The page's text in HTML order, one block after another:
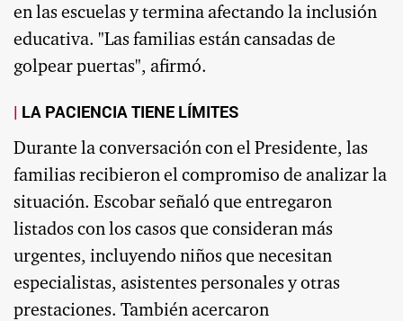
en las escuelas y termina afectando la inclusión
educativa. "Las familias están cansadas de
golpear puertas", afirmó.
LA PACIENCIA TIENE LÍMITES
Durante la conversación con el Presidente, las
familias recibieron el compromiso de analizar la
situación. Escobar señaló que entregaron
listados con los casos que consideran más
urgentes, incluyendo niños que necesitan
especialistas, asistentes personales y otras
prestaciones. También acercaron